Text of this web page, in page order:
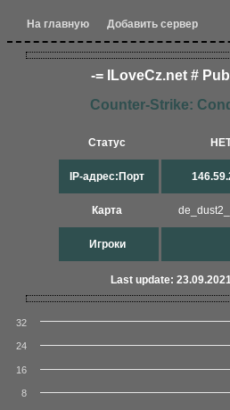
На главную Добавить сервер
-= ILoveCz.net #
Counter-Strike:
Статус
IP-адрес:Порт
Карта
Игроки
Last update:
8
16
24
32